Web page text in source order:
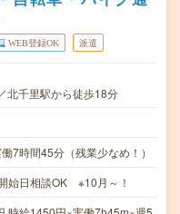
WEB登録OK 派遣
北千里駅から徒歩18分
7時間45分（残業少なめ！）
始日相談OK ※10月～！